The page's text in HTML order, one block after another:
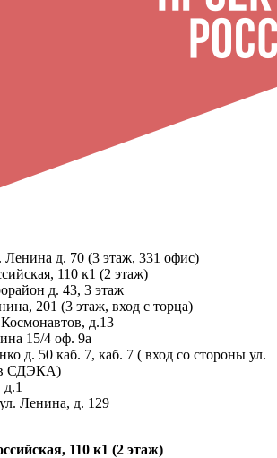
Ленина д. 70 (3 этаж, 331 офис)
110 к1 (2 этаж)
д. 43, 3 этаж
201 (3 этаж, вход с торца)
д.13
15/4 оф. 9а
д. 50 каб. 7, каб. 7 ( вход со стороны ул.
СДЭКА)
Ленина, д. 129
110 к1 (2 этаж)